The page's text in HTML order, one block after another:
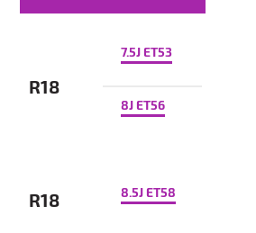
R18
7.5J ET53
8J ET56
R18 8.5J ET58